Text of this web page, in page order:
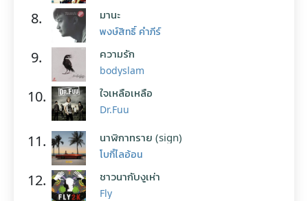
8. มานะ
พงษ์สิทธิ์ คำภีร์
9. ความรัก
bodyslam
10. ใจเหลือเหลือ
Dr.Fuu
11. นาฬิกาทราย (sign)
โบกี้ไลอ้อน
12. ชาวนากับงูเห่า
Fly